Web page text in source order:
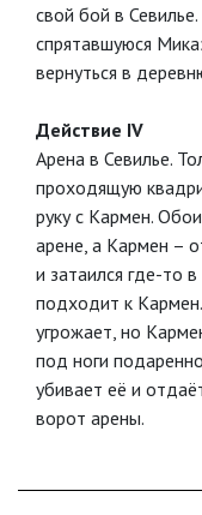
свой бой в
спрятавшуюся
вернуться в
Действие IV
Арена в Севилье.
проходящую
руку с Кармен.
арене, а Кармен –
и затаился где-то
подходит к
угрожает, но
под ноги
убивает её и
ворот арены.